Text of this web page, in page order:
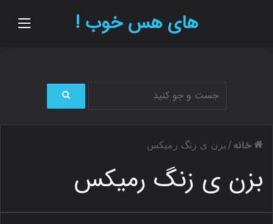
های هس خوب !
ج
ی
خانه / بزن ی زنگ رمیکس
بزن ی زنگ رمیکس